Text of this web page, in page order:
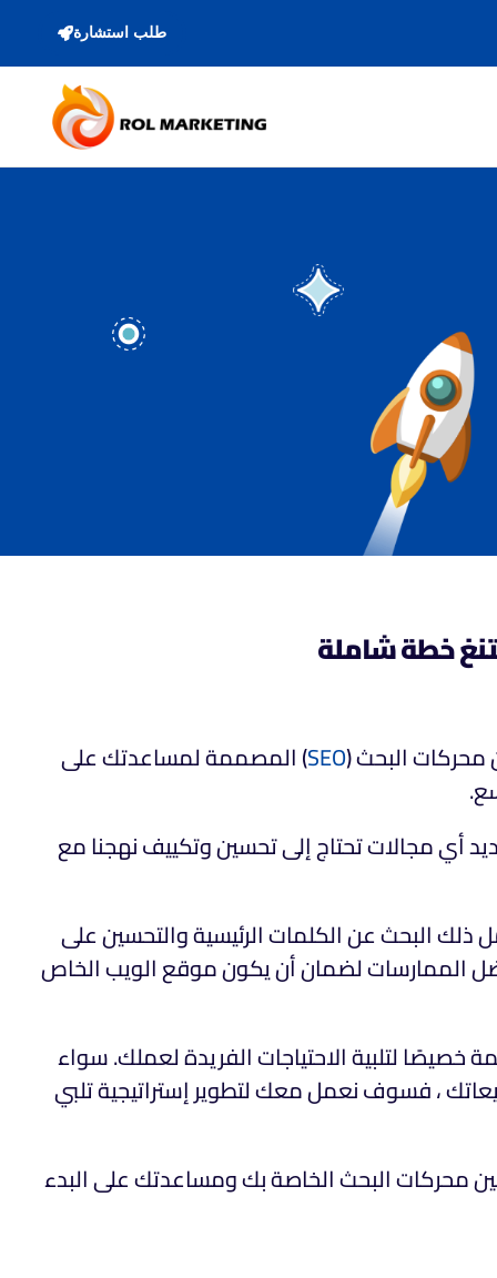
طلب استشارة
خطة شاملة
محركات البحث (SEO) المصممة لمساعدتك على
أي مجالات تحتاج إلى تحسين وتكييف نهجنا مع
ذلك البحث عن الكلمات الرئيسية والتحسين على
الممارسات لضمان أن يكون موقع الويب الخاص
خصيصًا لتلبية الاحتياجات الفريدة لعملك. سواء
، فسوف نعمل معك لتطوير إستراتيجية تلبي
محركات البحث الخاصة بك ومساعدتك على البدء